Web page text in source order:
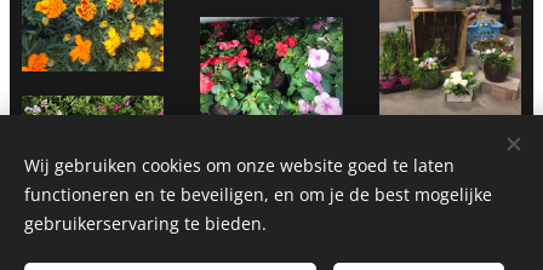
Wij gebruiken cookies om onze website goed te laten
functioneren en te beveiligen, en om je de best mogelijke
gebruikerservaring te bieden.